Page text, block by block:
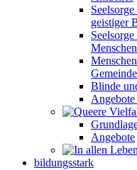
geistiger
Menschen
Blinde
Angebote
Angebote
bildungsstark